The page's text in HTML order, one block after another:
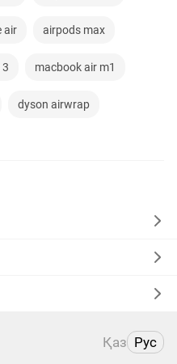
air airpods max
macbook air m1
dyson airwrap
Қаз Рус